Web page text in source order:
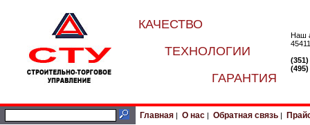
КАЧЕСТВО
ТЕХНОЛОГИИ
ГАРАНТИЯ
Наш
Главная | О нас | Обратная связь |